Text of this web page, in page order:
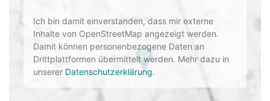
Ich bin damit einverstanden, dass mir externe
Inhalte von OpenStreetMap angezeigt werden.
Damit können personenbezogene Daten an
Drittplattformen übermittelt werden. Mehr dazu in
unserer Datenschutzerklärung.